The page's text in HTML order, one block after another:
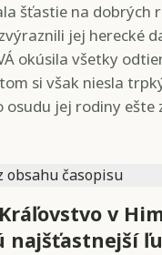
šťastie na dobrých
jej herecké
okúsila všetky
si však niesla
osudu jej rodiny ešte
v
najšťastnejší